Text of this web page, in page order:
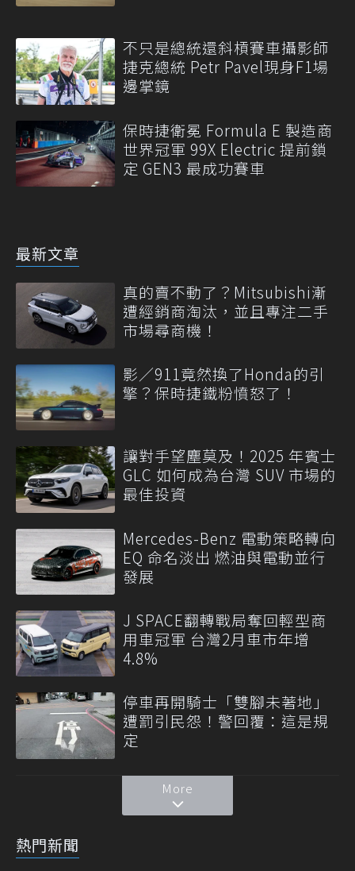
不只是總統還斜槓賽車攝影師
捷克總統 Petr Pavel現身F1場
邊掌鏡
保時捷衛冕 Formula E 製造商
世界冠軍 99X Electric 提前鎖
定 GEN3 最成功賽車
最新文章
真的賣不動了？Mitsubishi漸
遭經銷商淘汰，並且專注二手
市場尋商機！
影／911竟然換了Honda的引
擎？保時捷鐵粉憤怒了！
讓對手望塵莫及！2025 年賓士
GLC 如何成為台灣 SUV 市場的
最佳投資
Mercedes-Benz 電動策略轉向
EQ 命名淡出 燃油與電動並行
發展
J SPACE翻轉戰局奪回輕型商
用車冠軍 台灣2月車市年增
4.8%
停車再開騎士「雙腳未著地」
遭罰引民怨！警回覆：這是規
定
More
熱門新聞